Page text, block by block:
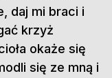
daj mi braci i
krzyż
okaże się
się ze mną i